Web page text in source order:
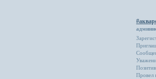
Провел